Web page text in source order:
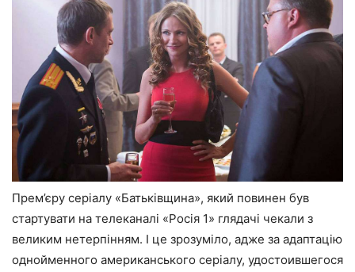
Прем’єру серіалу «Батьківщина», який повинен був
стартувати на телеканалі «Росія 1» глядачі чекали з
великим нетерпінням. І це зрозуміло, адже за адаптацію
однойменного американського серіалу, удостоившегося